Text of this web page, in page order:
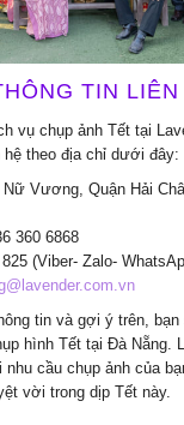
TIN LIÊN
vụ chụp ảnh Tết tại
hệ theo địa chỉ dưới đây:
Vương, Quận Hải
360 6868
(Viber- Zalo-
tin và gợi ý trên,
hình Tết tại Đà Nẵng.
nhu cầu chụp ảnh của
vời trong dịp Tết này.